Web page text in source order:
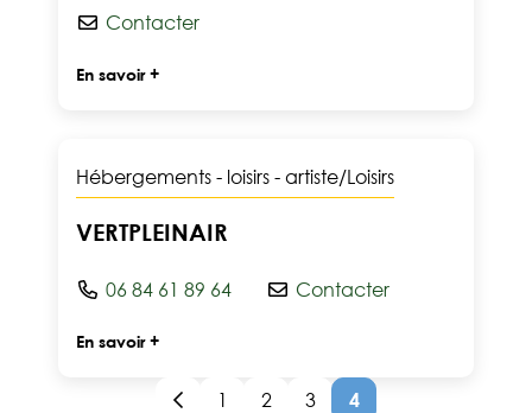
Contacter
En savoir +
Hébergements - loisirs - artiste/Loisirs
VERTPLEINAIR
06 84 61 89 64 Contacter
En savoir +
1 2 3 4